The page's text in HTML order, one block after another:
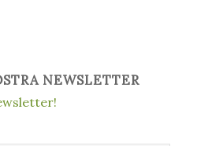
NEWSLETTER